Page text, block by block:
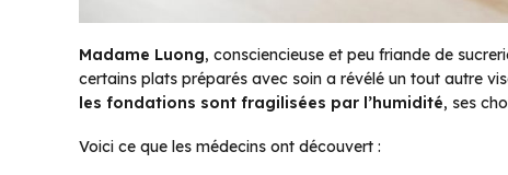
Madame Luong, consciencieuse et peu friande de
certains plats préparés avec soin a révélé un tout autre
les fondations sont fragilisées par l’humidité, ses
Voici ce que les médecins ont découvert :